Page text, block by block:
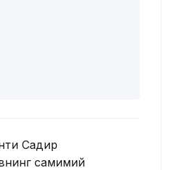
Садир
самимий